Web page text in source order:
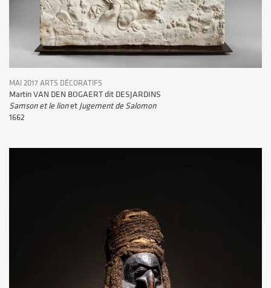
MAI 2017 ARTS DÉCORATIFS
Martin VAN DEN BOGAERT dit DESJARDINS
Samson et le lionet Jugement de Salomon
1662